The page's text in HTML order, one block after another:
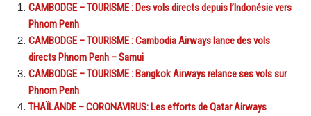
CAMBODGE – TOURISME : Des vols directs depuis l’Indonésie vers
Phnom Penh
CAMBODGE – TOURISME : Cambodia Airways lance des vols
directs Phnom Penh – Samui
CAMBODGE – TOURISME : Bangkok Airways relance ses vols sur
Phnom Penh
THAÏLANDE – CORONAVIRUS: Les efforts de Qatar Airways